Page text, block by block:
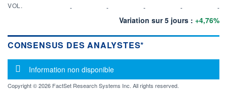
VOL.
- - - - -
Variation sur 5 jours : +4,76%
CONSENSUS DES ANALYSTES*
Message d'information
Information non disponible
Copyright © 2026 FactSet Research Systems Inc. All rights reserved.